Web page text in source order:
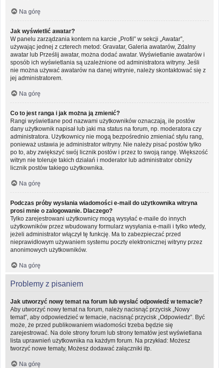
Na górę
Jak wyświetlić awatar?
W panelu zarządzania kontem na karcie „Profil” w sekcji „Awatar”,
używając jednej z czterech metod: Gravatar, Galeria awatarów, Zdalny
awatar lub Prześlij awatar, można dodać awatar. Wyświetlanie awatarów i
sposób ich wyświetlania są uzależnione od administratora witryny. Jeśli
nie można używać awatarów na danej witrynie, należy skontaktować się z
jej administratorem.
Na górę
Co to jest ranga i jak można ją zmienić?
Rangi wyświetlane pod nazwami użytkowników oznaczają, ile postów
dany użytkownik napisał lub jaki ma status na forum, np. moderatora czy
administratora. Użytkownicy nie mogą bezpośrednio zmieniać stylu rang,
ponieważ ustawia je administrator witryny. Nie należy pisać postów tylko
po to, aby zwiększyć swój licznik postów i przez to swoją rangę. Większość
witryn nie toleruje takich działań i moderator lub administrator obniży
licznik postów takiego użytkownika.
Na górę
Podczas próby wysłania wiadomości e-mail do użytkownika witryna
prosi mnie o zalogowanie. Dlaczego?
Tylko zarejestrowani użytkownicy mogą wysyłać e-maile do innych
użytkowników przez wbudowany formularz wysyłania e-maili i tylko wtedy,
jeżeli administrator włączył tę funkcję. Ma to zabezpieczać przed
nieprawidłowym używaniem systemu poczty elektronicznej witryny przez
anonimowych użytkowników.
Na górę
Problemy z pisaniem
Jak utworzyć nowy temat na forum lub wysłać odpowiedź w temacie?
Aby utworzyć nowy temat na forum, należy nacisnąć przycisk „Nowy
temat”, aby odpowiedzieć w temacie, nacisnąć przycisk „Odpowiedz”. Być
może, że przed publikowaniem wiadomości trzeba będzie się
zarejestrować. Na dole strony forum lub strony tematów jest wyświetlana
lista uprawnień użytkownika na każdym forum. Na przykład: Możesz
tworzyć nowe tematy, Możesz dodawać załączniki itp.
Na górę